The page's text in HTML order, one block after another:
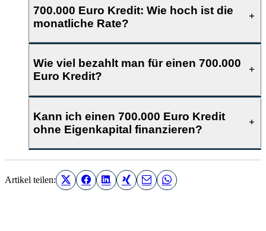
700.000 Euro Kredit: Wie hoch ist die
monatliche Rate?
Wie viel bezahlt man für einen 700.000
Euro Kredit?
Kann ich einen 700.000 Euro Kredit
ohne Eigenkapital finanzieren?
Artikel teilen: